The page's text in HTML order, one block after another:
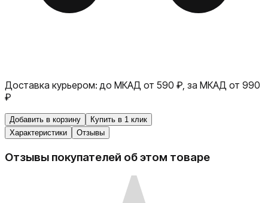
Доставка курьером: до МКАД от 590 ₽, за МКАД от 990
₽
Добавить в корзину
Купить в 1 клик
Характеристики
Отзывы
Отзывы покупателей об этом товаре